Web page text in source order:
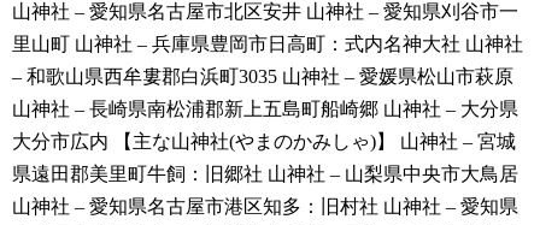
山神社 – 愛知県名古屋市北区安井 山神社 – 愛知県刈谷市一
里山町 山神社 – 兵庫県豊岡市日高町：式内名神大社 山神社
– 和歌山県西牟婁郡白浜町3035 山神社 – 愛媛県松山市萩原
山神社 – 長崎県南松浦郡新上五島町船崎郷 山神社 – 大分県
大分市広内 【主な山神社(やまのかみしゃ)】
山神社 – 宮城
県遠田郡美里町牛飼：旧郷社 山神社 – 山梨県中央市大鳥居
山神社 – 愛知県名古屋市港区知多：旧村社 山神社 – 愛知県